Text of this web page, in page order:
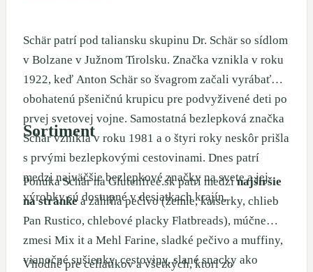
Schär patrí pod taliansku skupinu Dr. Schär so sídlom
v Bolzane v Južnom Tirolsku. Značka vznikla v roku
1922, keď Anton Schär so švagrom začali vyrábať
obohatenú pšeničnú krupicu pre podvyživené deti po
prvej svetovej vojne. Samostatná bezlepková značka
Schär vznikla v roku 1981 a o štyri roky neskôr prišla
s prvými bezlepkovými cestovinami. Dnes patrí
medzi najväčšie bezlepkové značky na svete a jej
výrobky sú dostupné v desiatkach krajín.
Sortiment
Ponuka Schär na Glutenfree.sk patrí medzinajširšie
na stránkea zahŕňa pečivo (žemle, kaiserky, chlieb
Pan Rustico, chlebové placky Flatbreads), múčne
zmesi Mix it a Mehl Farine, sladké pečivo a muffiny,
vianočné sušienky, cestoviny, slané snacky ako
Vhodné pre celiatikov a všetkých, ktorí zo